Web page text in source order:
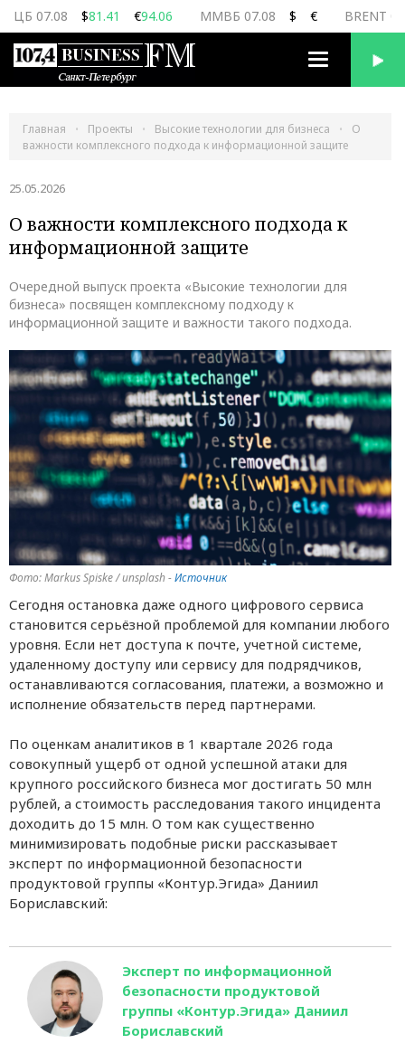
ЦБ 07.08 $81.41 €94.06 ММВБ 07.08 $ € BRENT
Переключить
Главная Проекты Высокие технологии для бизнеса
О
важности комплексного подхода к информационной защите
25.05.2026
О важности комплексного подхода к
информационной защите
Очередной выпуск проекта «Высокие технологии для
бизнеса» посвящен комплексному подходу к
информационной защите и важности такого подхода.
Фото: Markus Spiske / unsplash -Источник
Сегодня остановка даже одного цифрового сервиса
становится серьёзной проблемой для компании любого
уровня. Если нет доступа к почте, учетной системе,
удаленному доступу или сервису для подрядчиков,
останавливаются согласования, платежи, а возможно и
исполнение обязательств перед партнерами.
По оценкам аналитиков в 1 квартале 2026 года
совокупный ущерб от одной успешной атаки для
крупного российского бизнеса мог достигать 50 млн
рублей, а стоимость расследования такого инцидента
доходить до 15 млн. О том как существенно
минимизировать подобные риски рассказывает
эксперт по информационной безопасности
продуктовой группы «Контур.Эгида» Даниил
Бориславский:
Эксперт по информационной
безопасности продуктовой
группы «Контур.Эгида» Даниил
Бориславский